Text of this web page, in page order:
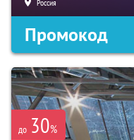
Россия
Промокод
до 30%